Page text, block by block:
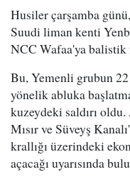
Husiler çarşamba
Suudi liman kenti
NCC Wafaa'ya balistik
Bu, Yemenli grubun
yönelik abluka
kuzeydeki saldırı
Mısır ve Süveyş
krallığı üzerindeki
açacağı uyarısında